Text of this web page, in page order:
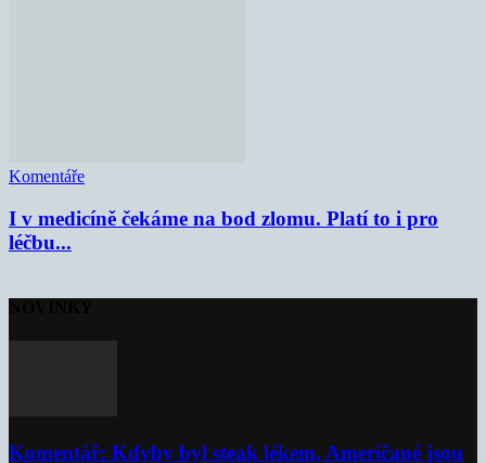
Komentáře
I v medicíně čekáme na bod zlomu. Platí to i pro
léčbu...
Komentář: Kdyby byl steak lékem, Američané jsou